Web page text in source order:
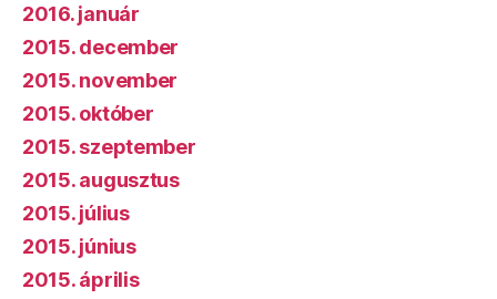
2016. január
2015. december
2015. november
2015. október
2015. szeptember
2015. augusztus
2015. július
2015. június
2015. április